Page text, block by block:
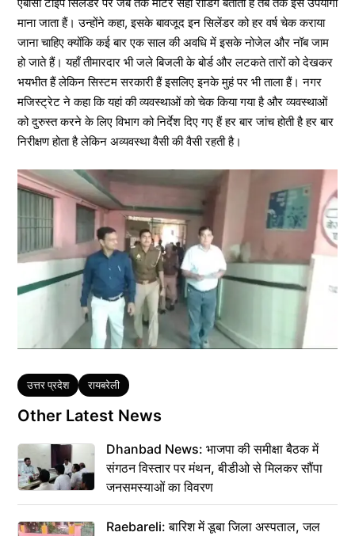
माना जाता हैं। उन्होंने कहा, इसके बावजूद इन सिलेंडर को हर वर्ष चेक कराया
जाना चाहिए क्योंकि कई बार एक साल की अवधि में इसके नोजेल और नॉब जाम
हो जाते हैं। यहाँ तीमारदार भी जले बिजली के बोर्ड और लटकते तारों को देखकर
भयभीत हैं लेकिन सिस्टम सरकारी हैं इसलिए इनके मुहं पर भी ताला हैं। नगर
मजिस्ट्रेट ने कहा कि यहां की व्यवस्थाओं को चेक किया गया है और व्यवस्थाओं
को दुरुस्त करने के लिए विभाग को निर्देश दिए गए हैं हर बार जांच होती है हर बार
निरीक्षण होता है लेकिन अव्यवस्था वैसी की वैसी रहती है।
Tags
उत्तर प्रदेश रायबरेली
Other Latest News
Dhanbad News: भाजपा की समीक्षा बैठक में
संगठन विस्तार पर मंथन, बीडीओ से मिलकर सौंपा
जनसमस्याओं का विवरण
Raebareli: बारिश में डूबा जिला अस्पताल, जल